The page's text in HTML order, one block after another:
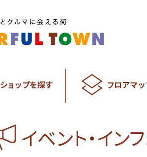
ショップを探す フロアマ
イベント・イン